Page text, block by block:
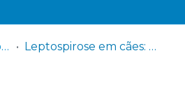
EUVG - Dissertações do Mestrado Integrado em Medicina Veterinária Leptospirose em cães: um estudo retrospetivo de 9 casos em coimbra